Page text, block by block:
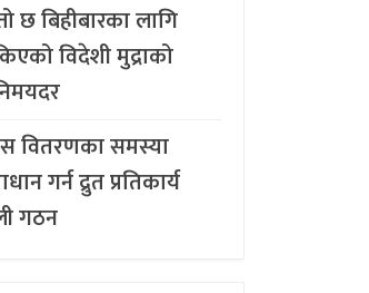
छ बिहीबारका लागि
विदेशी मुद्राको
वितरणका समस्या
गर्न द्रुत प्रतिकार्य
गठन